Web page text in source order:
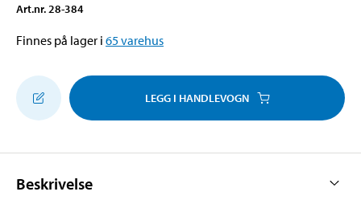
Art.nr. 28-384
Finnes på lager i 65varehus
LEGG I HANDLEVOGN
Beskrivelse